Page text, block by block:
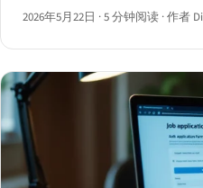
2026年5月22日 ·5 分钟阅读 ·作者